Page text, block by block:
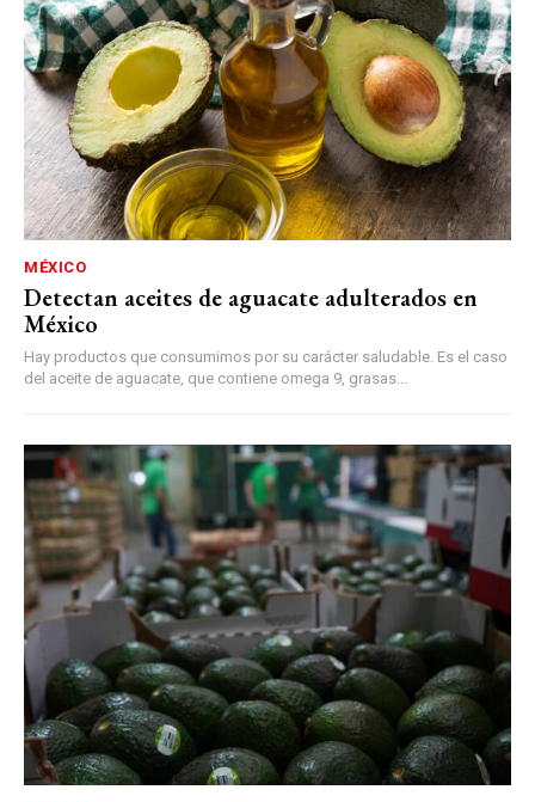
MÉXICO
Detectan aceites de aguacate adulterados en
México
Hay productos que consumimos por su carácter saludable. Es el caso
del aceite de aguacate, que contiene omega 9, grasas...